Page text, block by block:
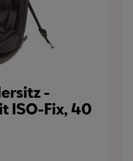
-
ISO-Fix, 40